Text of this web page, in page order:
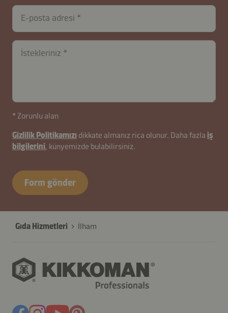
E-posta adresi
İstekleriniz
contactTR-
26627-
o4HYlJTfI7
* Zorunlu alan
Gizlilik Politikamızı dikkate almanız rica olunur. Daha fazla iş
bilgilerini, künyemizde bulabilirsiniz.
Form gönder
Gıda Hizmetleri İlham